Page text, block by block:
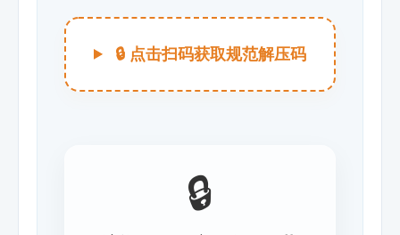
🔒 点击扫码获取规范解压码
🔒